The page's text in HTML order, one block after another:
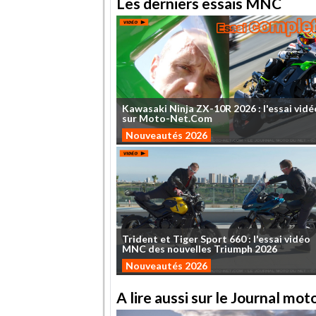
Kawasaki NinjaZX-10R 2026 : l'essai
sur Moto-Net.Com
Nouveautés 2026
Trident et TigerSport 660: l'essaividéo
MNCdesnouvelles Triumph2026
Nouveautés 2026
A lire aussi sur le Journal